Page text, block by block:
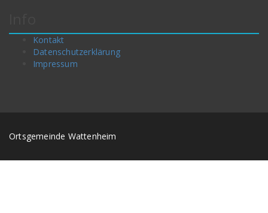
Kontakt
Datenschutzerklärung
Impressum
Ortsgemeinde Wattenheim